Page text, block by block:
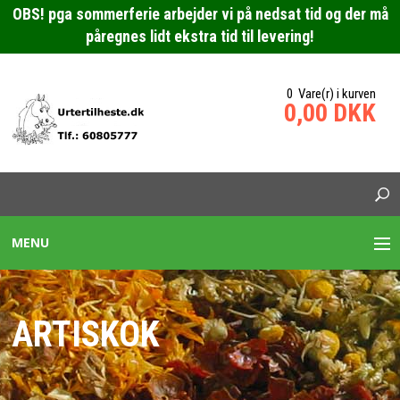
OBS! pga sommerferie arbejder vi på nedsat tid og der må
påregnes lidt ekstra tid til levering!
0 Vare(r) i kurven
0,00 DKK
MENU
URTEBLANDINGER HESTE
SPECIALBLANDING HEST
ARTISKOK